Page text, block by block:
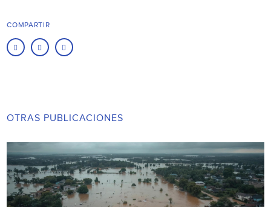
COMPARTIR
OTRAS PUBLICACIONES